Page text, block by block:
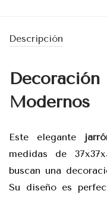
Descripción
Modernos
Este elegante
medidas de
buscan una
Su diseño es